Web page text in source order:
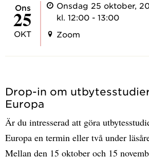
ons
25
OKT
Onsdag 25 oktober,
kl. 12:00 - 13:00
Zoom
Drop-in om
Europa
Är du intresserad att göra
Europa en termin eller två under
Mellan den 15 oktober och 15